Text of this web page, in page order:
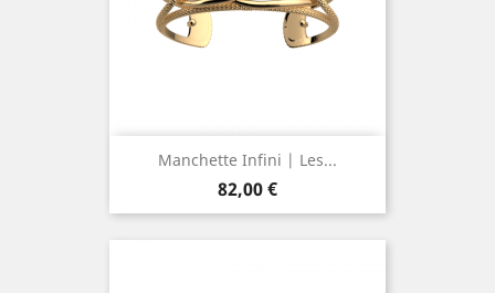
Manchette Infini | Les...
Prix
82,00 €